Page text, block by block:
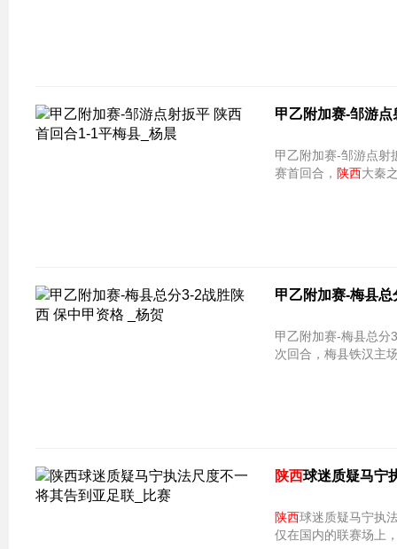
甲乙附加赛-邹游
甲乙附加赛-邹游点射
赛首回合， 陕西大秦
甲乙附加赛-梅县总
甲乙附加赛-梅县总分
次回合，梅县铁汉主
陕西球迷质疑马宁
陕西球迷质疑马宁执
仅在国内的联赛场上